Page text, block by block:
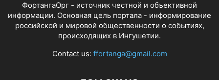
ФортангаОрг - источник честной и объективной
информации. Основная цель портала - информирование
российской и мировой общественности о событиях,
происходящих в Ингушетии.
Contact us: ffortanga@gmail.com